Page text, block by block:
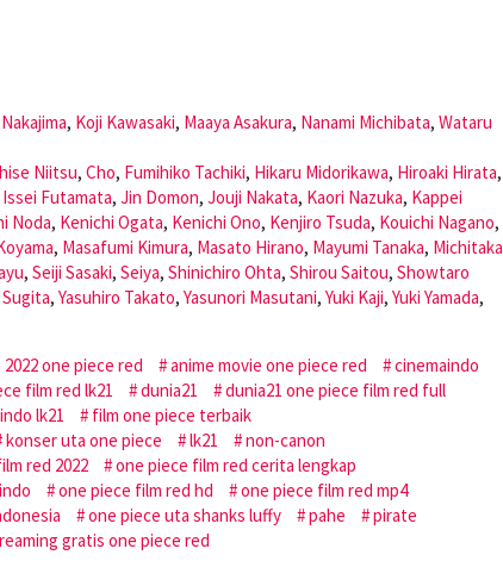
, Koji Kawasaki, Maaya Asakura, Nanami Michibata, Wataru
Niitsu, Cho, Fumihiko Tachiki, Hikaru Midorikawa, Hiroaki Hirata,
Issei Futamata, Jin Domon, Jouji Nakata, Kaori Nazuka, Kappei
Noda, Kenichi Ogata, Kenichi Ono, Kenjiro Tsuda, Kouichi Nagano,
, Masafumi Kimura, Masato Hirano, Mayumi Tanaka, Michitaka
, Seiji Sasaki, Seiya, Shinichiro Ohta, Shirou Saitou, Showtaro
, Yasuhiro Takato, Yasunori Masutani, Yuki Kaji, Yuki Yamada,
one piece red anime movie one piece red
cinemaindo
film red lk21 dunia21
dunia21 one piece film red full
lk21
film one piece terbaik
konser uta one piece lk21
non-canon
red 2022
one piece film red cerita lengkap
one piece film red hd
one piece film red mp4
one piece uta shanks luffy pahe
pirate
gratis one piece red